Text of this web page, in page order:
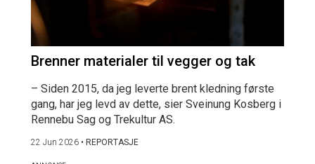
Brenner materialer til vegger og tak
– Siden 2015, da jeg leverte brent kledning første
gang, har jeg levd av dette, sier Sveinung Kosberg i
Rennebu Sag og Trekultur AS.
22 Jun 2026 • REPORTASJE